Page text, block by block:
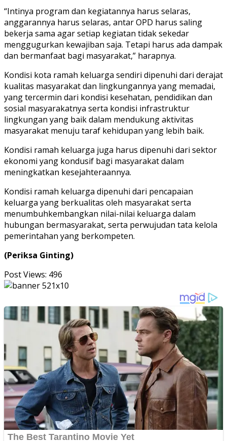
“Intinya program dan kegiatannya harus selaras,
anggarannya harus selaras, antar OPD harus saling
bekerja sama agar setiap kegiatan tidak sekedar
menggugurkan kewajiban saja. Tetapi harus ada dampak
dan bermanfaat bagi masyarakat,” harapnya.
Kondisi kota ramah keluarga sendiri dipenuhi dari derajat
kualitas masyarakat dan lingkungannya yang memadai,
yang tercermin dari kondisi kesehatan, pendidikan dan
sosial masyarakatnya serta kondisi infrastruktur
lingkungan yang baik dalam mendukung aktivitas
masyarakat menuju taraf kehidupan yang lebih baik.
Kondisi ramah keluarga juga harus dipenuhi dari sektor
ekonomi yang kondusif bagi masyarakat dalam
meningkatkan kesejahteraannya.
Kondisi ramah keluarga dipenuhi dari pencapaian
keluarga yang berkualitas oleh masyarakat serta
menumbuhkembangkan nilai-nilai keluarga dalam
hubungan bermasyarakat, serta perwujudan tata kelola
pemerintahan yang berkompeten.
(Periksa Ginting)
Post Views: 496